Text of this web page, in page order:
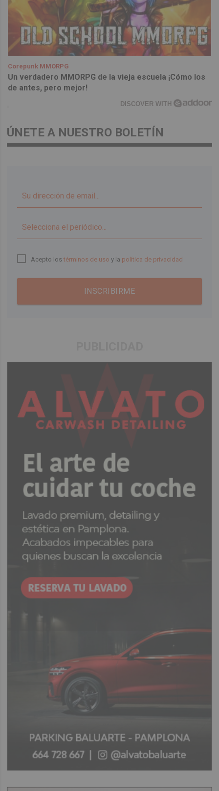
Corepunk MMORPG
Un verdadero MMORPG de la vieja escuela ¡Cómo los
de antes, pero mejor!
DISCOVER WITH
ÚNETE A NUESTRO BOLETÍN
Acepto lostérminos de uso y la política de privacidad
INSCRIBIRME